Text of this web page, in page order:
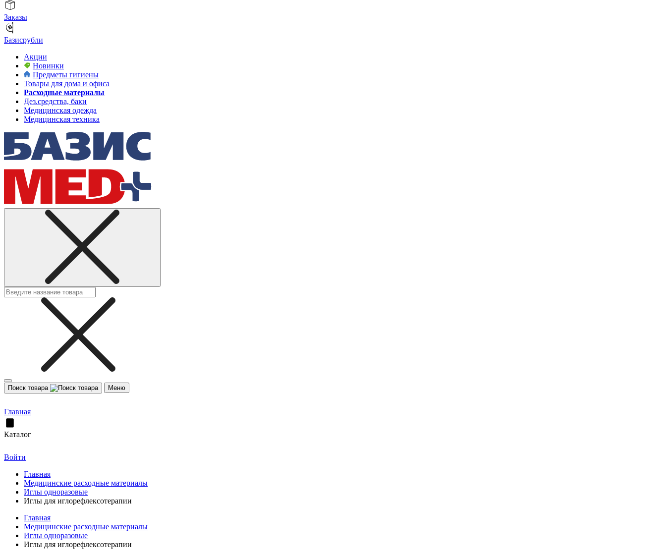
Заказы
Базисрубли
Акции
Новинки
Предметы гигиены
Товары для дома и офиса
Расходные материалы
Дез.средства, баки
Медицинская одежда
Медицинская техника
Поиск товара Меню
Главная
Каталог
Войти
Главная
Медицинские расходные материалы
Иглы одноразовые
Иглы для иглорефлексотерапии
Главная
Медицинские расходные материалы
Иглы одноразовые
Иглы для иглорефлексотерапии